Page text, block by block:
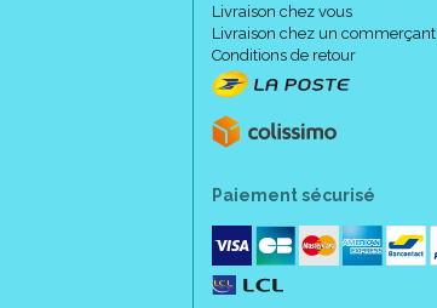
Livraison chez vous
Livraison chez un commerçant
Conditions de retour
Paiement sécurisé